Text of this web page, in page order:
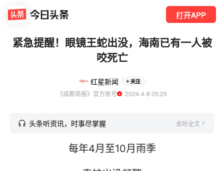
打开APP
紧急提醒！眼镜王蛇出没，海南已有一人被
咬死亡
红星新闻 关注
《成都商报》官方账号
  2024-4-8 05:29
头条听资讯，时事尽掌握 去听全文
每年4月至10月雨季